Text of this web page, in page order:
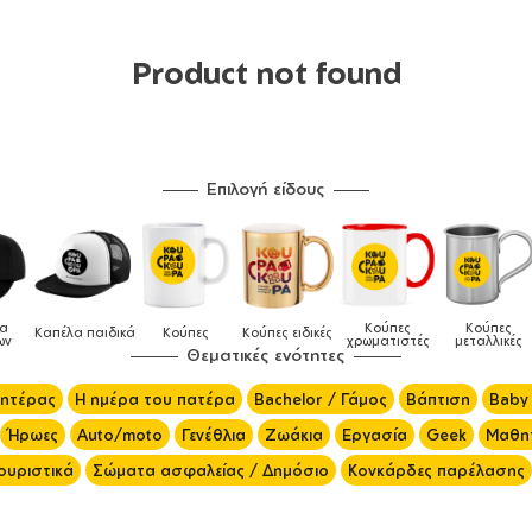
Product not found
Επιλογή είδους
Καπέλα παιδικά Κούπες Κούπες ειδικές Κούπες
χρωματιστές
Κούπες
μεταλλικές
Θεματικές ενότητες
Η ημέρα του πατέρα Bachelor / Γάμος Βάπτιση
Ήρωες Auto/moto Γενέθλια Ζωάκια Εργασία Geek
Σώματα ασφαλείας / Δημόσιο Κονκάρδες παρέλασης